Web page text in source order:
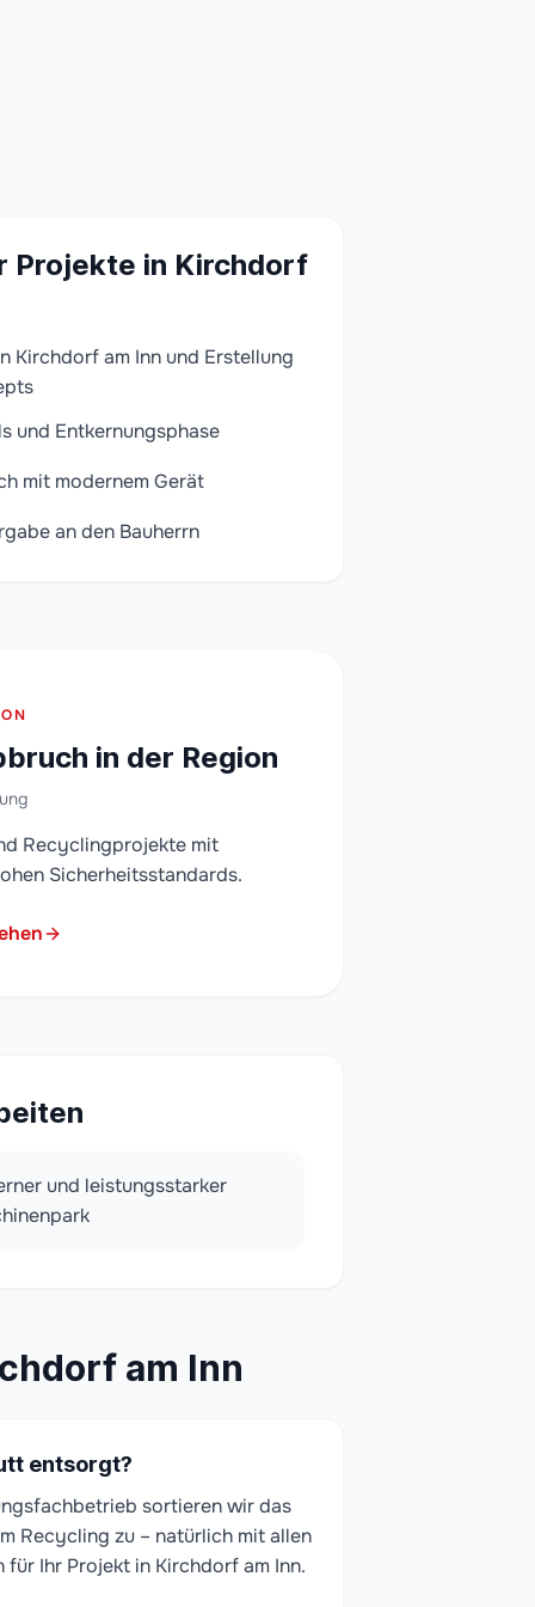
Projekte in Kirchdorf
Kirchdorf am Inn und Erstellung
und Entkernungsphase
mit modernem Gerät
an den Bauherrn
in der Region
Recyclingprojekte mit
Sicherheitsstandards.
und leistungsstarker
am Inn
entsorgt?
sortieren wir das
Recycling zu – natürlich mit allen
Ihr Projekt in Kirchdorf am Inn.